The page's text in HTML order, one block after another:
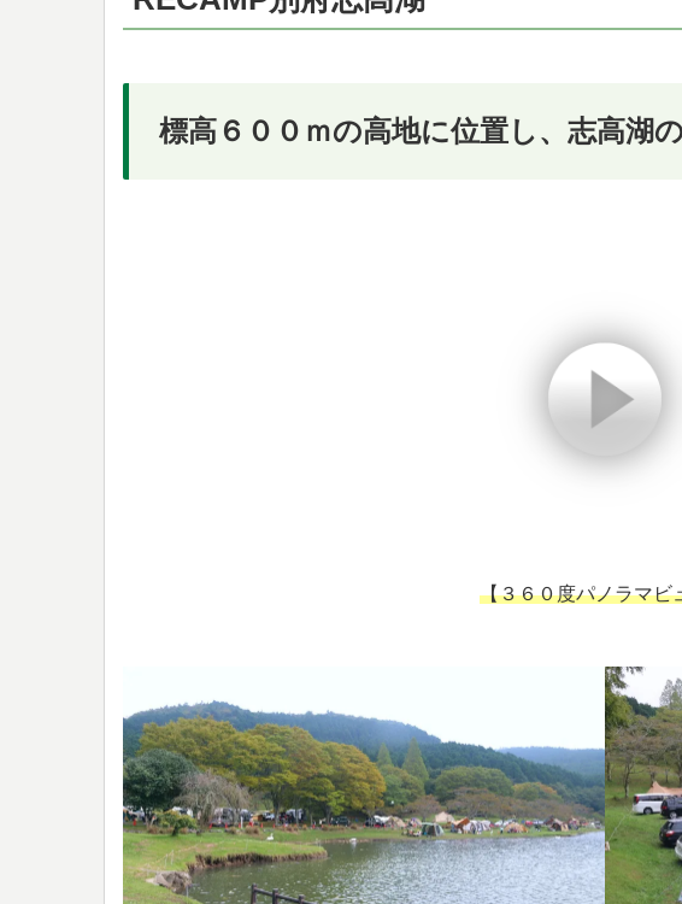
標高６００ｍの高地に位置し、志高湖
【３６０度パノラマビ